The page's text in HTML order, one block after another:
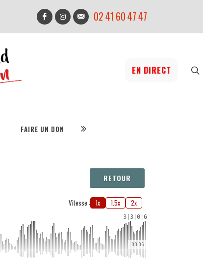
02 41 60 47 47
EN DIRECT
FAIRE UN DON
RETOUR
Vitesse : 1x 1.5x 2x
3 3 0 6
00:06